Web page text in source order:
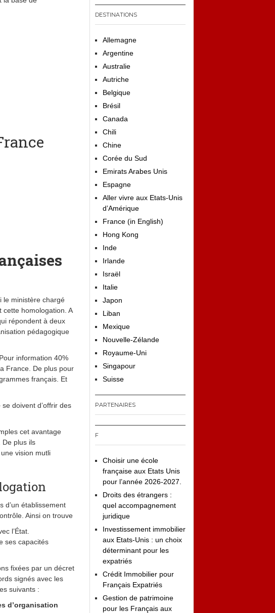
le ministère chargé
cette homologation. A
répondent à deux
pédagogique
information 40%
France. De plus pour
français. Et
doivent d’offrir des
cet avantage
De plus ils
vision mutli
d’un établissement
Ainsi on trouve
l’État.
ses capacités
fixées par un décret
signés avec les
suivants :
d’organisation
DESTINATIONS
Allemagne
Argentine
Australie
Autriche
Belgique
Brésil
Canada
Chili
Chine
Corée du Sud
Emirats Arabes Unis
Espagne
Aller vivre aux Etats-Unis
d’Amérique
France (in English)
Hong Kong
Inde
Irlande
Israël
Italie
Japon
Liban
Mexique
Nouvelle-Zélande
Royaume-Uni
Singapour
Suisse
PARTENAIRES
F
Choisir une école
française aux Etats Unis
pour l’année 2026-2027.
Droits des étrangers :
quel accompagnement
juridique
Investissement immobilier
aux Etats-Unis : un choix
déterminant pour les
expatriés
Crédit Immobilier pour
Français Expatriés
Gestion de patrimoine
pour les Français aux